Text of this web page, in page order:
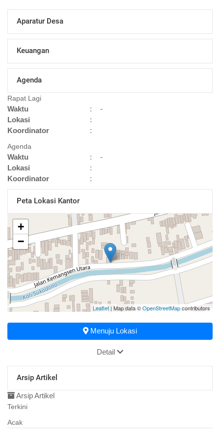
Aparatur Desa
Keuangan
Agenda
Rapat Lagi
Waktu :
-
Lokasi
:
Koordinator
:
Agenda
Waktu :
-
Lokasi
:
Koordinator
:
Peta Lokasi Kantor
+
−
Leaflet | Map data ©OpenStreetMapcontributors
Menuju Lokasi
Detail
Arsip Artikel
Arsip Artikel
Terkini
Acak